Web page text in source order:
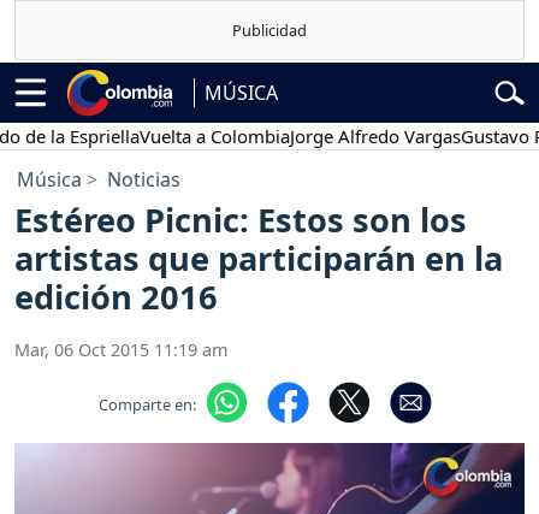
MÚSICA
la EspriellaVuelta a ColombiaJorge Alfredo VargasGustavo Petro
Música Noticias
Estéreo Picnic: Estos son los
artistas que participarán en la
edición 2016
Mar, 06 Oct 2015 11:19 am
Comparte en: